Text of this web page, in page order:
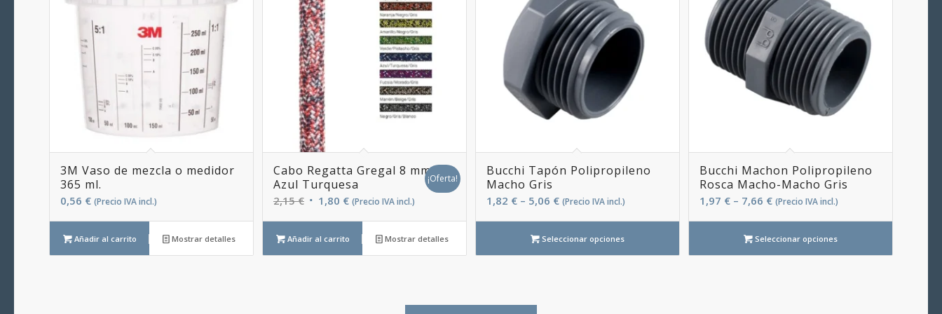
3M Vaso de mezcla o medidor
365 ml.
0,56 € (Precio IVA incl.)
Añadir al carrito Mostrar detalles
Cabo Regatta Gregal 8 mm
Azul Turquesa
2,15€ El 1,80 €El
actual
(Precio IVA incl.)
¡Oferta!
Añadir al carrito Mostrar detalles
Bucchi Tapón Polipropileno
Macho Gris
1,82 € – 5,06 € (Precio IVA incl.)
Seleccionar opciones
Bucchi Machon Polipropileno
Rosca Macho-Macho Gris
1,97 € – 7,66 € (Precio IVA incl.)
Seleccionar opciones